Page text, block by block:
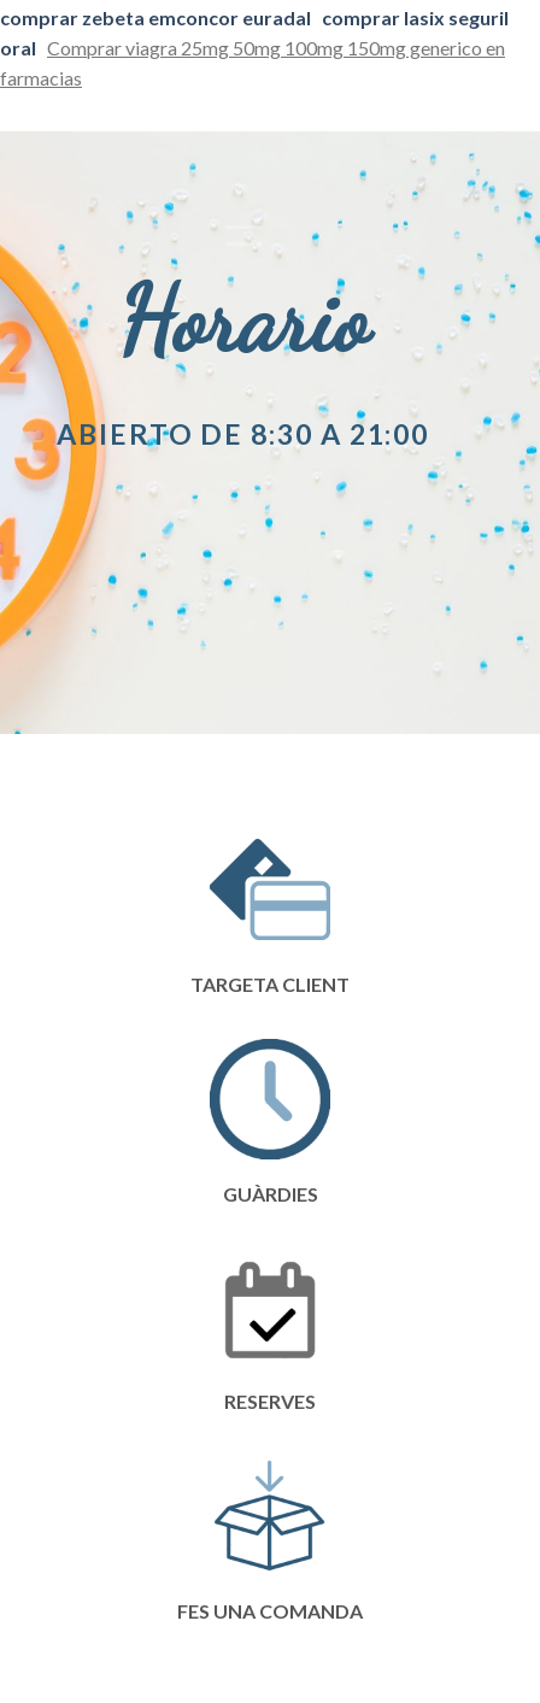
comprar zebeta emconcor euradal comprar lasix seguril
oral Comprar viagra 25mg 50mg 100mg 150mg generico en
farmacias
Horario
ABIERTO DE 8:30 A 21:00
TARGETA CLIENT
GUÀRDIES
RESERVES
FES UNA COMANDA